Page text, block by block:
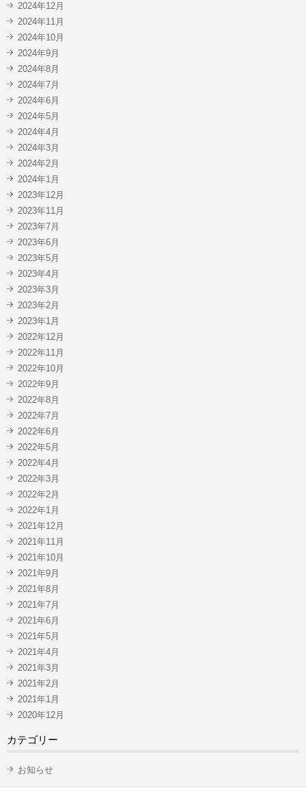
2024年12月
2024年11月
2024年10月
2024年9月
2024年8月
2024年7月
2024年6月
2024年5月
2024年4月
2024年3月
2024年2月
2024年1月
2023年12月
2023年11月
2023年7月
2023年6月
2023年5月
2023年4月
2023年3月
2023年2月
2023年1月
2022年12月
2022年11月
2022年10月
2022年9月
2022年8月
2022年7月
2022年6月
2022年5月
2022年4月
2022年3月
2022年2月
2022年1月
2021年12月
2021年11月
2021年10月
2021年9月
2021年8月
2021年7月
2021年6月
2021年5月
2021年4月
2021年3月
2021年2月
2021年1月
2020年12月
カテゴリー
お知らせ